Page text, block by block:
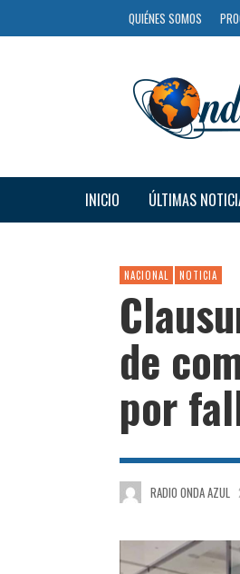
QUIÉNES SOMOS
INICIO ÚLTIMAS
NACIONAL NOTICIA
de
por
RADIO ONDA AZUL